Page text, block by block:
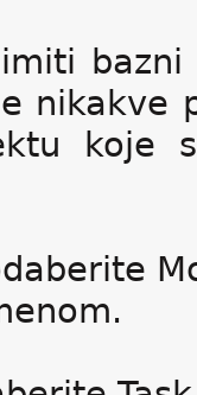
nikakve
koje